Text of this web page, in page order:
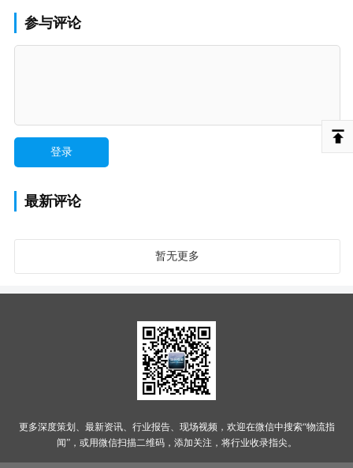
参与评论
最新评论
暂无更多
更多深度策划、最新资讯、行业报告、现场视频，欢迎在微信中搜索“物流指
闻”，或用微信扫描二维码，添加关注，将行业收录指尖。